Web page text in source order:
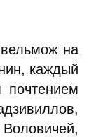
на
каждый